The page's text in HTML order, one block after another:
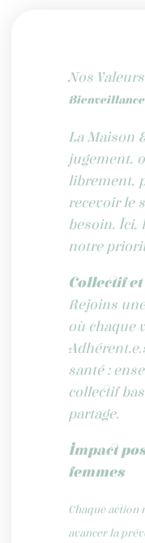
Nos
La Maison
jugement,
librement,
recevoir le
besoin. Ici,
notre
Collectif
Rejoins
où chaque
santé :
collectif
partage.
Impact
femmes
Chaque action
avancer la